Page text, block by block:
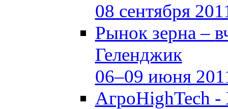
08 сентября
Рынок зерна –
Геленджик
06–09 июня
АгроHighTech